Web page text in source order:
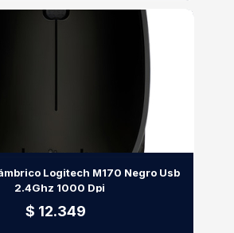
Logitech M170 Negro Usb
2.4Ghz 1000 Dpi
$ 12.349